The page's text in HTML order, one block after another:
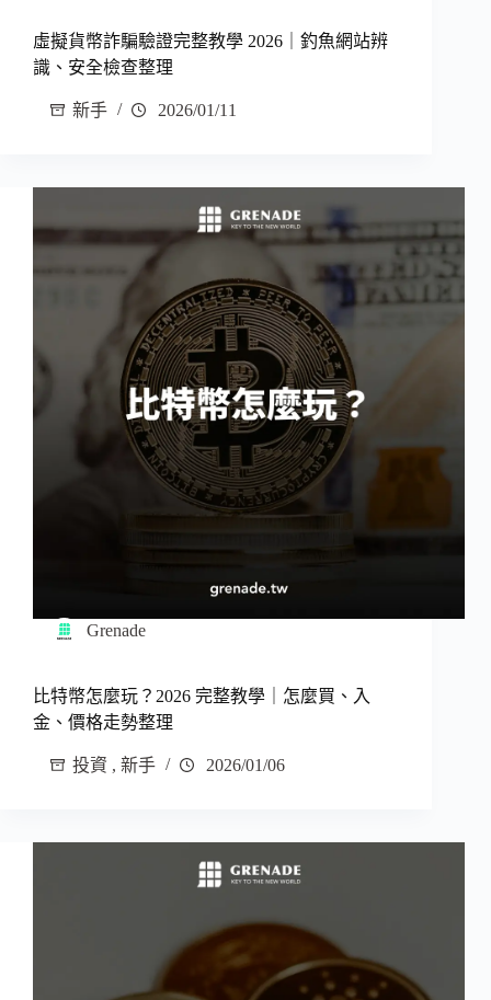
虛擬貨幣詐騙驗證完整教學 2026｜釣魚網站辨
識、安全檢查整理
新手 2026/01/11
Grenade
比特幣怎麼玩？2026 完整教學｜怎麼買、入
金、價格走勢整理
投資 , 新手 2026/01/06